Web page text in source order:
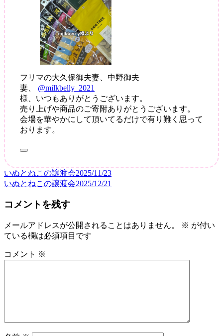
ざ
い
ま
す
フリマの大久保御夫妻、中野御夫
妻、 @milkbelly_2021
様、いつもありがとうございます。
売り上げや商品のご寄附ありがとうございます。
会場を華やかにして頂いてるだけで有り難く思って
おります。
投
稿
ナ
ビ
ゲ
ー
いぬとねこの譲渡会2025/11/23
いぬとねこの譲渡会2025/12/21
コメントを残す
メールアドレスが公開されることはありません。 ※ が付い
ている欄は必須項目です
コメント ※